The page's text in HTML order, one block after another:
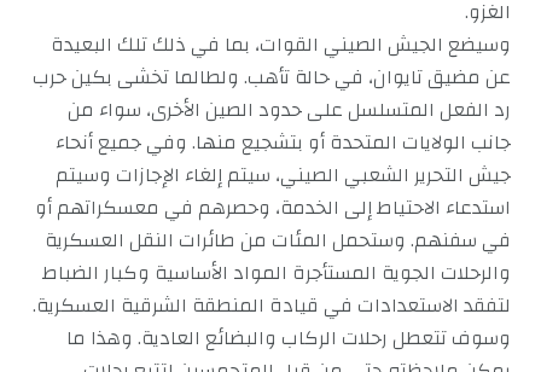
الغزو.
وسيضع الجيش الصيني القوات، بما في ذلك تلك البعيدة
عن مضيق تايوان، في حالة تأهب. ولطالما تخشى بكين حرب
رد الفعل المتسلسل على حدود الصين الأخرى، سواء من
جانب الولايات المتحدة أو بتشجيع منها. وفي جميع أنحاء
جيش التحرير الشعبي الصيني، سيتم إلغاء الإجازات وسيتم
استدعاء الاحتياط إلى الخدمة، وحصرهم في معسكراتهم أو
في سفنهم. وستحمل المئات من طائرات النقل العسكرية
والرحلات الجوية المستأجرة المواد الأساسية وكبار الضباط
لتفقد الاستعدادات في قيادة المنطقة الشرقية العسكرية.
وسوف تتعطل رحلات الركاب والبضائع العادية. وهذا ما